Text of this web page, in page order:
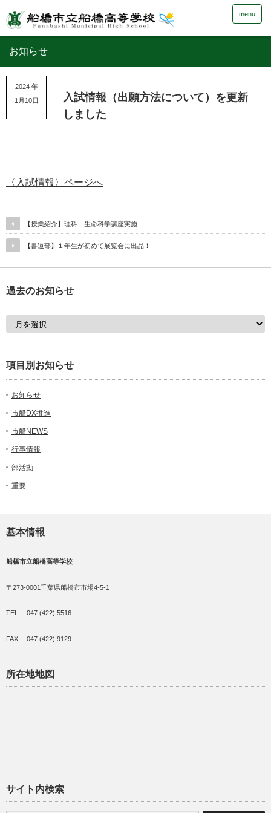
menu
お知らせ
2024 年
1月10日
入試情報（出願方法について）を更新
しました
〈入試情報〉ページへ
【授業紹介】理科 生命科学講座実施
【書道部】１年生が初めて展覧会に出品！
過去のお知らせ
項目別お知らせ
お知らせ
市船DX推進
市船NEWS
行事情報
部活動
重要
基本情報
船橋市立船橋高等学校
〒273-0001千葉県船橋市市場4-5-1
TEL 047 (422) 5516
FAX 047 (422) 9129
所在地地図
サイト内検索